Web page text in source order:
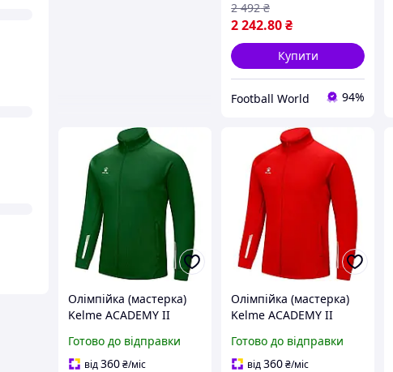
2 242.80₴
2 492 ₴
Купити
Football World 94%
Олімпійка (мастерка)
Kelme ACADEMY II
7461WT1143.9300
Готово до відправки
від360₴/міс
Олімпійка (мастерка)
Kelme ACADEMY II
7461WT1143.9600
Готово до відправки
від360₴/міс